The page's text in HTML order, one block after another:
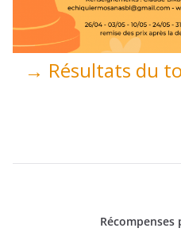
→ Résultats du
Récompenses